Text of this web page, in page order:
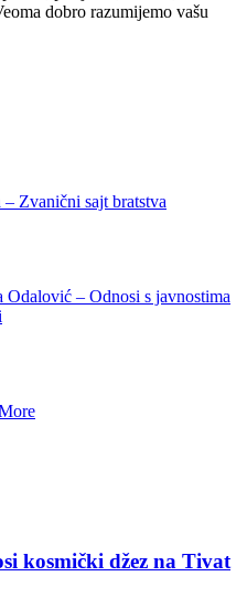
dobro razumijemo vašu
Zvanični sajt bratstva
– Odnosi s javnostima
kosmički džez na Tivat